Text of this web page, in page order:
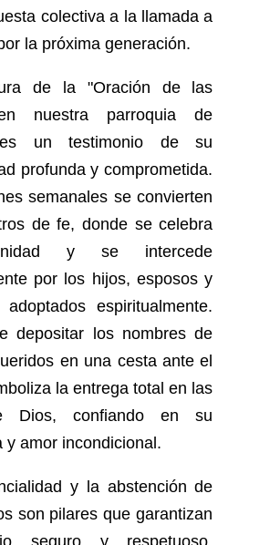
colectiva a la llamada a
la próxima generación.
de la "Oración de las
nuestra parroquia de
es un testimonio de su
profunda y comprometida.
semanales se convierten
de fe, donde se celebra
y se intercede
por los hijos, esposos y
adoptados espiritualmente.
depositar los nombres de
en una cesta ante el
la entrega total en las
Dios, confiando en su
y amor incondicional.
y la abstención de
son pilares que garantizan